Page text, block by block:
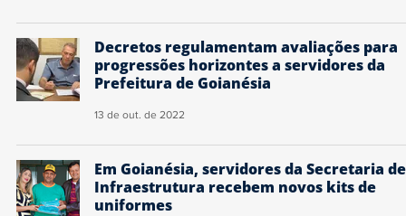
Decretos regulamentam avaliações para
progressões horizontes a servidores da
Prefeitura de Goianésia
13 de out. de 2022
Em Goianésia, servidores da Secretaria de
Infraestrutura recebem novos kits de
uniformes